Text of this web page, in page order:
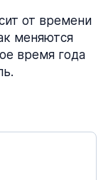
от времени
меняются
время года